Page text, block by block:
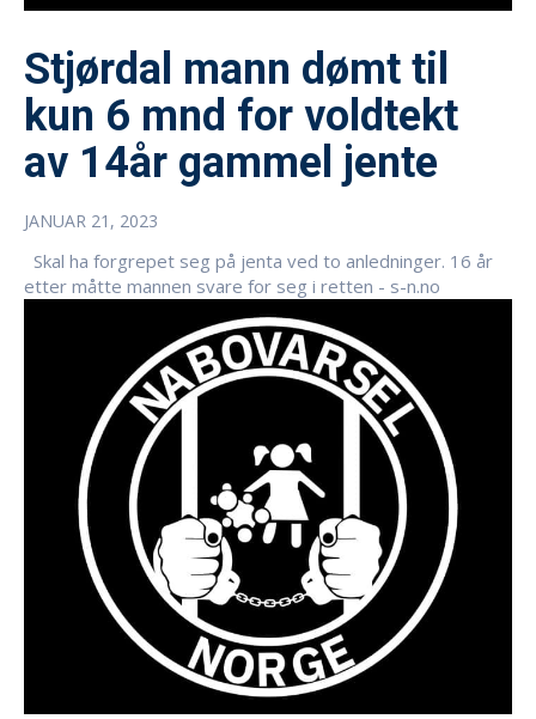
Stjørdal mann dømt til
kun 6 mnd for voldtekt
av 14år gammel jente
JANUAR 21, 2023
Skal ha forgrepet seg på jenta ved to anledninger. 16 år
etter måtte mannen svare for seg i retten - s-n.no